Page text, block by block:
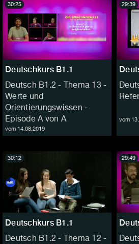
Deutschkurs B1.1
Deutsch B1.2 - Thema 13 -
Werte und
Orientierungswissen -
Episode A von A
vom 14.08.2019
30:25
vom
29:39
Deutschkurs B1.1
Deutsch B1.2 - Thema 12 -
30:12 29:49